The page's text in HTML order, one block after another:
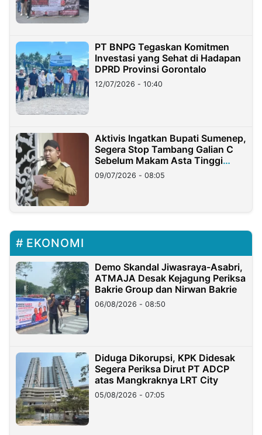
PT BNPG Tegaskan Komitmen
Investasi yang Sehat di Hadapan
DPRD Provinsi Gorontalo
12/07/2026 - 10:40
Aktivis Ingatkan Bupati Sumenep,
Segera Stop Tambang Galian C
Sebelum Makam Asta Tinggi
Longsor
09/07/2026 - 08:05
EKONOMI
Demo Skandal Jiwasraya-Asabri,
ATMAJA Desak Kejagung Periksa
Bakrie Group dan Nirwan Bakrie
06/08/2026 - 08:50
Diduga Dikorupsi, KPK Didesak
Segera Periksa Dirut PT ADCP
atas Mangkraknya LRT City
05/08/2026 - 07:05